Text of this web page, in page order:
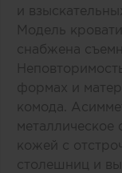
и
Модель
снабжена
формах и
комода.
металлическое
кожей с
столешниц и